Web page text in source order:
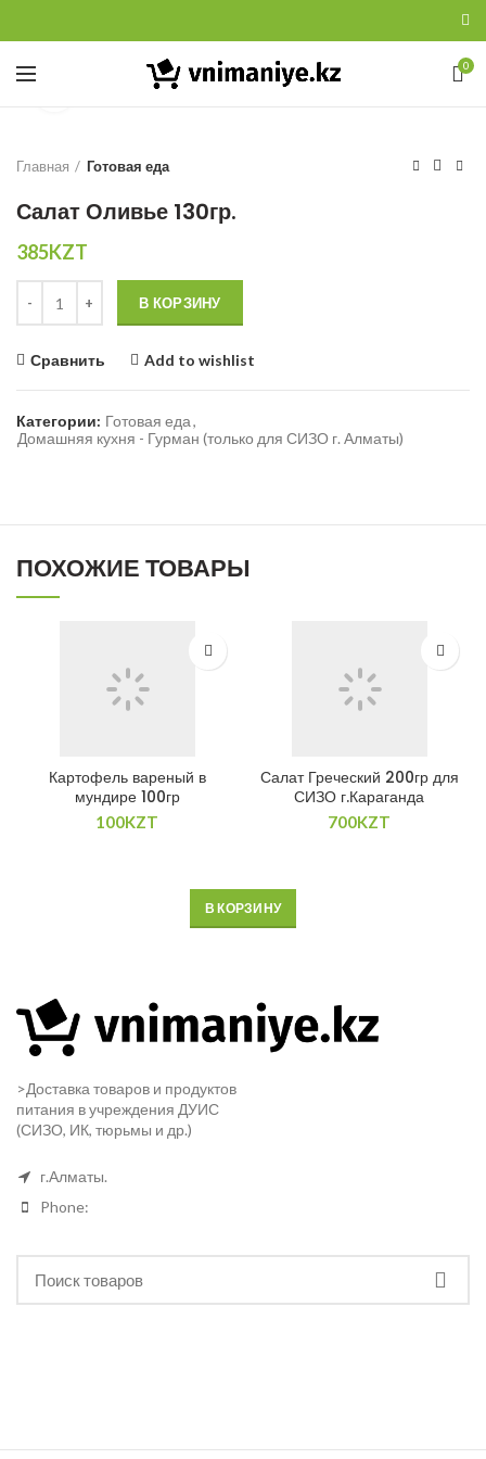
0
Главная Готовая еда
Салат Оливье 130гр.
385KZT
В КОРЗИНУ
Сравнить Add to wishlist
Категории: Готовая еда,
Домашняя кухня - Гурман (только для СИЗО г. Алматы)
ПОХОЖИЕ ТОВАРЫ
Картофель вареный в
мундире 100гр
100KZT
В КОРЗИНУ
Салат Греческий 200гр для
СИЗО г.Караганда
700KZT
В КОРЗИНУ
>Доставка товаров и продуктов
питания в учреждения ДУИС
(СИЗО, ИК, тюрьмы и др.)
г.Алматы.
Phone: